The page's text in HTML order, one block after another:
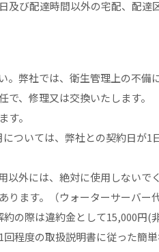
び配達時間以外の宅配、配達
弊社では、衛生管理上の不備
、修理又は交換いたします。
。
ついては、弊社との契約日が1
外には、絶対に使用しないで
ます。（ウォーターサーバー
の際は違約金として15,000円(
度の取扱説明書に従った簡単